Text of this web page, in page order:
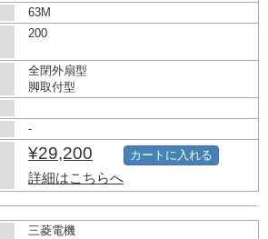
63M
200
全閉外扇型
脚取付型
-
¥29,200
詳細はこちらへ
カートに入れる
三菱電機